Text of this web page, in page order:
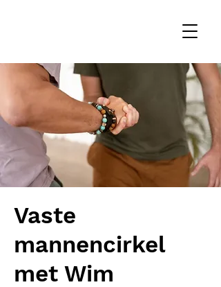
Vaste
mannencirkel
met Wim